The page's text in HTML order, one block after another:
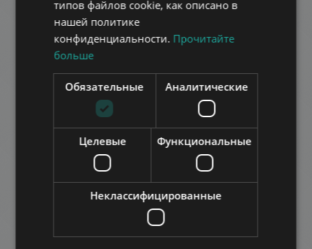
ANDRÁSSY ROAD LUXURY
Арендная плата:
Район 6 • 2 Спальни • 90 m
БОЛЬШЕ
RUSSIAN
типов файлов cookie, как описано в
нашей политике
конфиденциальности. Прочитайте
больше
Обязательные Аналитические
Целевые Функциональные
Неклассифицированные